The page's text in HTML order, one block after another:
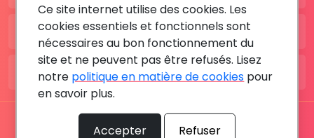
BE: +32 28080227
FR: +33 183642895
Tous les droits sont réservés © 2026 RDV MÉDICAL By
Ce site internet utilise des cookies. Les
cookies essentiels et fonctionnels sont
nécessaires au bon fonctionnement du
site et ne peuvent pas être refusés. Lisez
notre politique en matière de cookies pour
en savoir plus.
Accepter Refuser